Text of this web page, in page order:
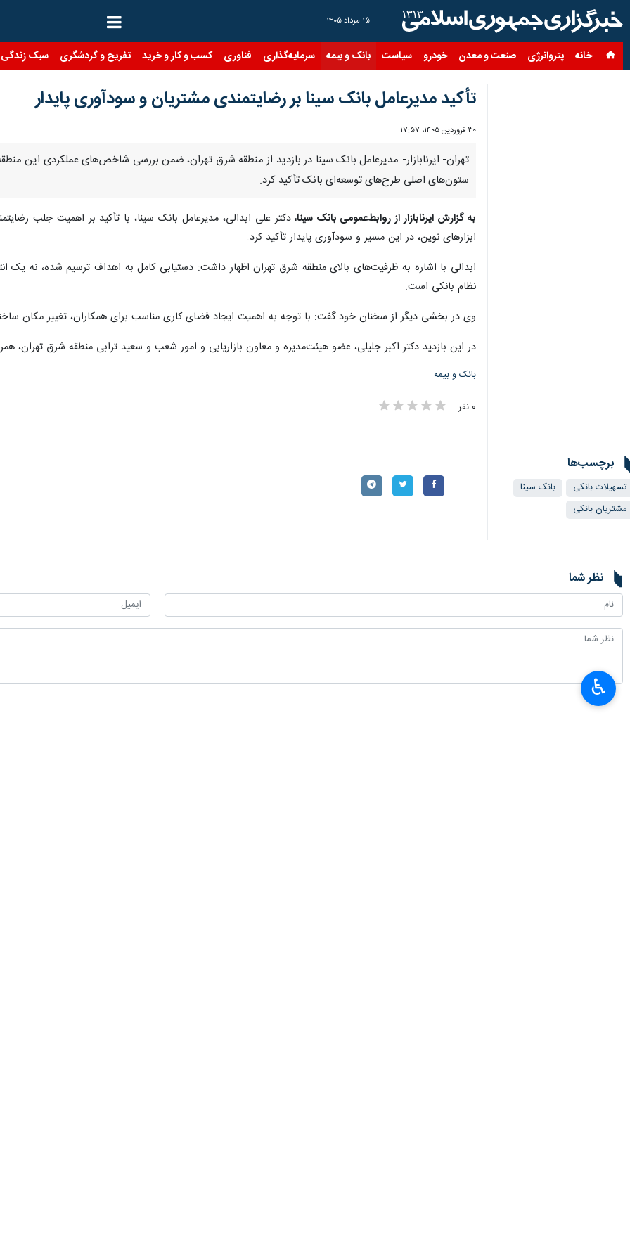
۱۵ مرداد ۱۴۰۵
خانه پتروانرژی صنعت و معدن خودرو سیاست بانک و بیمه سرمایه‌گذاری فناوری کسب و کار و خرید تفریح و گردشگری سبک زندگی
تأکید مدیرعامل بانک سینا بر رضایتمندی مشتریان و سودآوری پایدار
۳۰ فروردین ۱۴۰۵، ۱۷:۵۷
تهران- ایرنابازار- مدیرعامل بانک سینا در بازدید از منطقه شرق تهران، ضمن بررسی شاخص‌های عملکردی این
ستون‌های اصلی طرح‌های توسعه‌ای بانک تأکید کرد.
به گزارش ایرنابازار از روابط‌عمومی بانک سینا،دکتر علی ابدالی، مدیرعامل بانک سینا، با تأکید بر اهمیت جلب
ابزارهای نوین، در این مسیر و سودآوری پایدار تأکید کرد.
ابدالی با اشاره به ظرفیت‌های بالای منطقه شرق تهران اظهار داشت: دستیابی کامل به اهداف ترسیم شده، نه یک
نظام بانکی است.
وی در بخشی دیگر از سخنان خود گفت: با توجه به اهمیت ایجاد فضای کاری مناسب برای همکاران، تغییر مکان
در این بازدید دکتر اکبر جلیلی، عضو هیئت‌مدیره و معاون بازاریابی و امور شعب و سعید ترابی منطقه شرق تهران،
بانک و بیمه
۰ نفر
برچسب‌ها
تسهیلات بانکی
بانک سینا
مشتریان بانکی
نظر شما
♿︎